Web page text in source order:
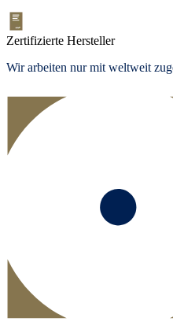
Zertifizierte Hersteller
Wir arbeiten nur mit weltweit